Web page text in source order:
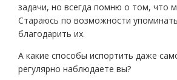
задачи, но всегда помню о том, что
Стараюсь по возможности
благодарить их.
А какие способы испортить даже
регулярно наблюдаете вы?